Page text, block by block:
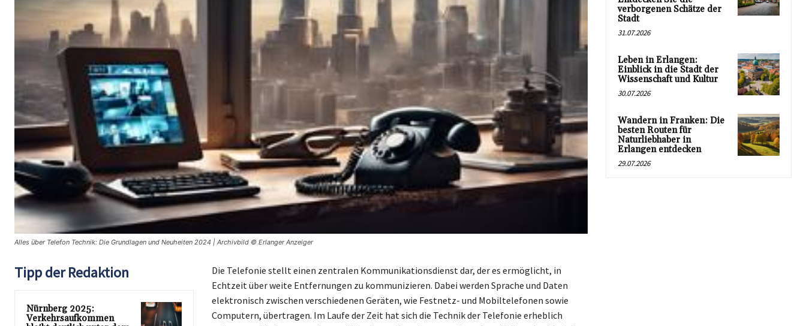
Alles über Telefon Technik: Die Grundlagen und Neuheiten 2024 | Archivbild © Erlanger Anzeiger
Tipp der Redaktion
Nürnberg 2025:
Verkehrsaufkommen
Die Telefonie stellt einen zentralen Kommunikationsdienst dar, der es ermöglicht, in
Echtzeit über weite Entfernungen zu kommunizieren. Dabei werden Sprache und Daten
elektronisch zwischen verschiedenen Geräten, wie Festnetz- und Mobiltelefonen sowie
Computern, übertragen. Im Laufe der Zeit hat sich die Technik der Telefonie erheblich
verborgenen Schätze der
Stadt
31.07.2026
Leben in Erlangen:
Einblick in die Stadt der
Wissenschaft und Kultur
30.07.2026
Wandern in Franken: Die
besten Routen für
Naturliebhaber in
Erlangen entdecken
29.07.2026